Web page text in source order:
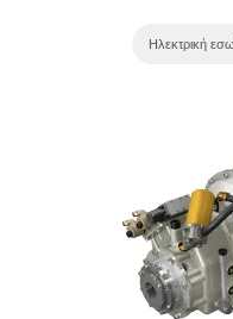
Ηλεκτρική